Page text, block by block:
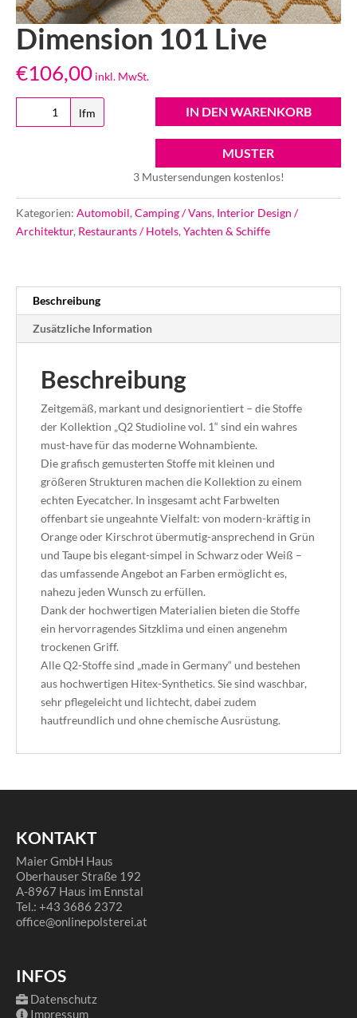
Dimension 101 Live
€106,00 inkl. MwSt.
Dimension
101
lfm IN DEN WARENKORB
MUSTER
3 Mustersendungen kostenlos!
Kategorien: Automobil, Camping / Vans, Interior Design /
Architektur, Restaurants / Hotels, Yachten & Schiffe
Beschreibung
Zusätzliche Information
Beschreibung
Zeitgemäß, markant und designorientiert – die Stoffe
der Kollektion „Q2 Studioline vol. 1“ sind ein wahres
must-have für das moderne Wohnambiente.
Die grafisch gemusterten Stoffe mit kleinen und
größeren Strukturen machen die Kollektion zu einem
echten Eyecatcher. In insgesamt acht Farbwelten
offenbart sie ungeahnte Vielfalt: von modern-kräftig in
Orange oder Kirschrot übermutig-ansprechend in Grün
und Taupe bis elegant-simpel in Schwarz oder Weiß –
das umfassende Angebot an Farben ermöglicht es,
nahezu jeden Wunsch zu erfüllen.
Dank der hochwertigen Materialien bieten die Stoffe
ein hervorragendes Sitzklima und einen angenehm
trockenen Griff.
Alle Q2-Stoffe sind „made in Germany“ und bestehen
aus hochwertigen Hitex-Synthetics. Sie sind waschbar,
sehr pflegeleicht und lichtecht, dabei zudem
hautfreundlich und ohne chemische Ausrüstung.
KONTAKT
Maier GmbH Haus
Oberhauser Straße 192
A-8967 Haus im Ennstal
Tel.: +43 3686 2372
office@onlinepolsterei.at
INFOS
Datenschutz
Impressum